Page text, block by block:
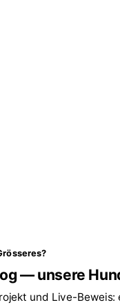
— unsere
und Live-Beweis: